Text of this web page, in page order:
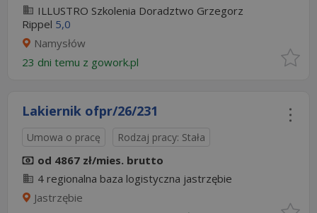
ILLUSTRO Szkolenia Doradztwo Grzegorz
Rippel 5,0
Namysłów
23 dni temu z gowork.pl
Lakiernik ofpr/26/231
Umowa o pracę Rodzaj pracy: Stała
od 4867 zł/mies. brutto
4 regionalna baza logistyczna jastrzębie
Jastrzębie